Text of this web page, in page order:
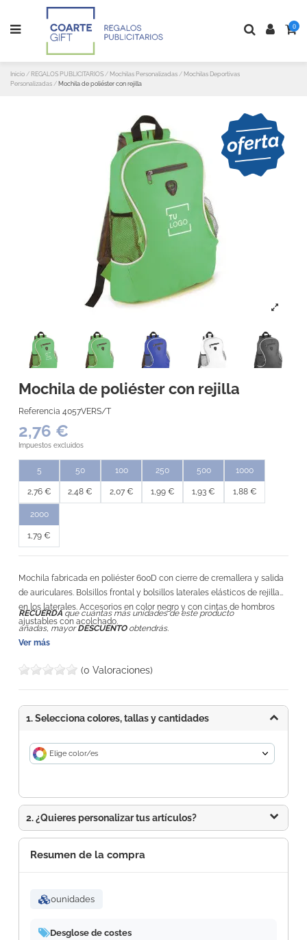
0
Inicio REGALOS PUBLICITARIOS Mochilas Personalizadas
Mochilas Deportivas
Personalizadas
Mochila de poliéster con rejilla
Mochila de poliéster con rejilla
Referencia 4057VERS/T
2,76 €
Impuestos excluidos
5
2,76 €
50
2,48 €
100
2,07 €
250
1,99 €
500
1,93 €
1000
1,88 €
2000
1,79 €
Mochila fabricada en poliéster 600D con cierre de cremallera y salida
de auriculares. Bolsillos frontal y bolsillos laterales elásticos de rejilla
en los laterales. Accesorios en color negro y con cintas de hombros
ajustables con acolchado.
RECUERDA que cuántas más unidades de este producto
añadas, mayorDESCUENTOobtendrás.
Ver más
(0 Valoraciones)
1. Selecciona colores, tallas y cantidades
Elige color/es
2. ¿Quieres personalizar tus artículos?
Resumen de la compra
0unidades
Desglose de costes